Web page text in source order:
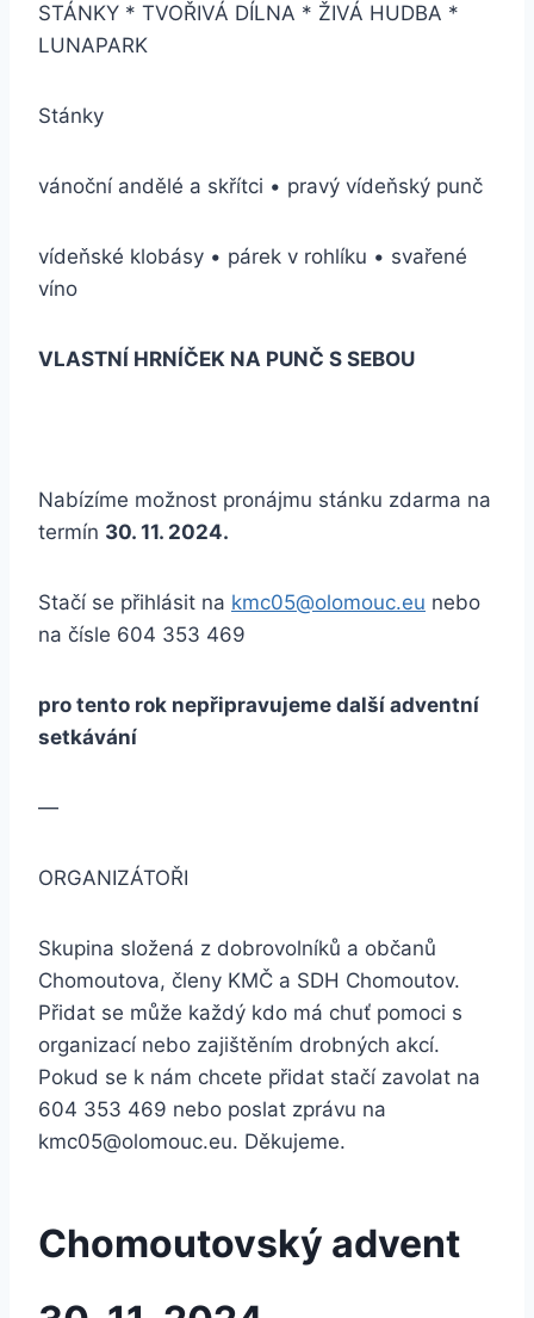
STÁNKY * TVOŘIVÁ DÍLNA * ŽIVÁ HUDBA *
LUNAPARK
Stánky
vánoční andělé a skřítci • pravý vídeňský punč
vídeňské klobásy • párek v rohlíku • svařené
víno
VLASTNÍ HRNÍČEK NA PUNČ S SEBOU
Nabízíme možnost pronájmu stánku zdarma na
termín 30. 11. 2024.
Stačí se přihlásit na kmc05@olomouc.eu nebo
na čísle 604 353 469
pro tento rok nepřipravujeme další adventní
setkávání
—
ORGANIZÁTOŘI
Skupina složená z dobrovolníků a občanů
Chomoutova, členy KMČ a SDH Chomoutov.
Přidat se může každý kdo má chuť pomoci s
organizací nebo zajištěním drobných akcí.
Pokud se k nám chcete přidat stačí zavolat na
604 353 469 nebo poslat zprávu na
kmc05@olomouc.eu. Děkujeme.
Chomoutovský advent